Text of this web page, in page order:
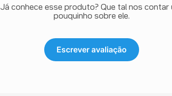
Já conhece esse produto? Que tal nos contar
pouquinho sobre ele.
Escrever avaliação